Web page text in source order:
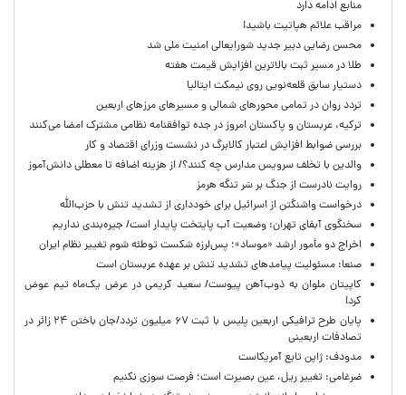
منابع ادامه دارد
مراقب علائم هپاتیت باشید!
محسن رضایی دبیر جدید شورایعالی امنیت ملی شد
طلا در مسیر ثبت بالاترین افزایش قیمت هفته
دستیار سابق قلعه‌نویی روی نیمکت ایتالیا
تردد روان در تمامی محورهای شمالی و مسیرهای مرزهای اربعین
ترکیه، عربستان و پاکستان امروز در جده توافقنامه نظامی مشترک امضا می‌کنند
بررسی ضوابط افزایش اعتبار کالابرگ در نشست وزرای اقتصاد و کار
والدین با تخلف سرویس مدارس چه کنند؟/ از هزینه اضافه تا معطلی دانش‌آموز
روایت نادرست از جنگ بر سَر تنگه هرمز
درخواست واشنگتن از اسرائیل برای خودداری از تشدید تنش با حزب‌الله
سخنگوی آبفای تهران: وضعیت آب پایتخت پایدار است/ جیره‌بندی نداریم
اخراج دو مأمور ارشد «موساد»؛ پس‌لرزه شکست توطئه شوم تغییر نظام ایران
صنعا: مسئولیت پیامدهای تشدید تنش بر عهده عربستان است
کاپیتان ملوان به ذوب‌آهن پیوست/ سعید کریمی در عرض یک‌ماه تیم عوض
کرد!
پایان طرح ترافیکی اربعین پلیس با ثبت ۶۷ میلیون تردد/جان باختن ۲۴ زائر در
تصادفات اربعینی
مدودف: ژاپن تابع آمریکاست
ضرغامی: تغییر ریل، عین بصیرت است؛ فرصت سوزی نکنیم